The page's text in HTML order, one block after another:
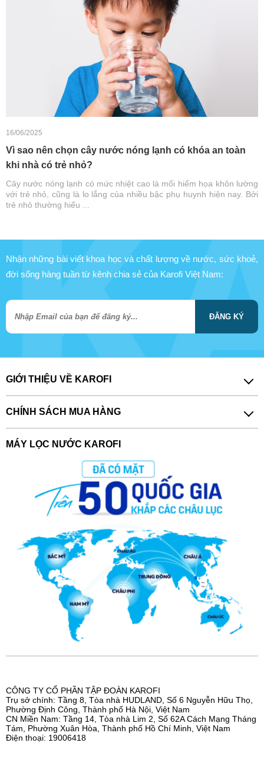
16/06/2025
Vì sao nên chọn cây nước nóng lạnh có khóa an toàn
khi nhà có trẻ nhỏ?
Cây nước nóng lạnh có mức nhiệt cao là mối hiểm họa khôn lường
với trẻ nhỏ, cũng là lo lắng của nhiều bậc phụ huynh hiện nay. Bởi
trẻ nhỏ thường hiếu ...
Nhận những bài viết khoa học và chất lượng về nước, sức khoẻ,
đời sống hàng tuần từ kênh chia sẻ của Karofi Việt Nam:
ĐĂNG KÝ
GIỚI THIỆU VỀ KAROFI
CHÍNH SÁCH MUA HÀNG
MÁY LỌC NƯỚC KAROFI
CÔNG TY CỔ PHẦN TẬP ĐOÀN KAROFI
Trụ sở chính: Tầng 8, Tòa nhà HUDLAND, Số 6 Nguyễn Hữu Thọ,
Phường Định Công, Thành phố Hà Nội, Việt Nam
CN Miền Nam: Tầng 14, Tòa nhà Lim 2, Số 62A Cách Mạng Tháng
Tám, Phường Xuân Hòa, Thành phố Hồ Chí Minh, Việt Nam
Điện thoại: 19006418